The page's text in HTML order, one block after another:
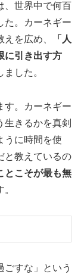
、世界中で何百
た。カーネギー
を広め、
「人
に引き出す方
した。
す。カーネギー
生きるかを真剣
うに時間を使
と教えているの
とこそが最も無
ごすな」という